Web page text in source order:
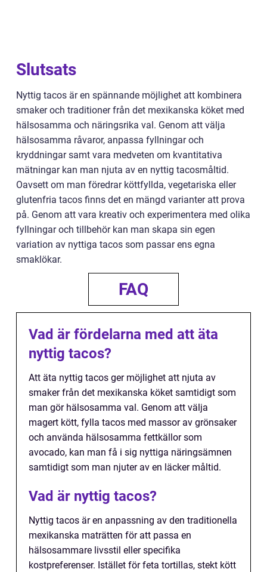
Slutsats
Nyttig tacos är en spännande möjlighet att kombinera
smaker och traditioner från det mexikanska köket med
hälsosamma och näringsrika val. Genom att välja
hälsosamma råvaror, anpassa fyllningar och
kryddningar samt vara medveten om kvantitativa
mätningar kan man njuta av en nyttig tacosmåltid.
Oavsett om man föredrar köttfyllda, vegetariska eller
glutenfria tacos finns det en mängd varianter att prova
på. Genom att vara kreativ och experimentera med olika
fyllningar och tillbehör kan man skapa sin egen
variation av nyttiga tacos som passar ens egna
smaklökar.
FAQ
Vad är fördelarna med att äta
nyttig tacos?
Att äta nyttig tacos ger möjlighet att njuta av
smaker från det mexikanska köket samtidigt som
man gör hälsosamma val. Genom att välja
magert kött, fylla tacos med massor av grönsaker
och använda hälsosamma fettkällor som
avocado, kan man få i sig nyttiga näringsämnen
samtidigt som man njuter av en läcker måltid.
Vad är nyttig tacos?
Nyttig tacos är en anpassning av den traditionella
mexikanska maträtten för att passa en
hälsosammare livsstil eller specifika
kostpreferenser. Istället för feta tortillas, stekt kött